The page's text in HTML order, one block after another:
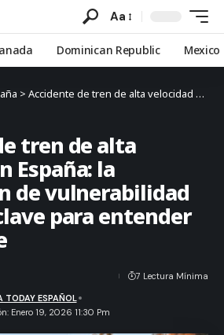
Aa
Dominican Republic Mexico
> Accidente de tren de alta velocidad en España: la señalización de vulnerabilidad podría ser clave para entender el accidente
tren de alta
España: la
de vulnerabilidad
para entender
Enero 19, 2026 11:30 Pm
TODAY ESPAÑOL
7 Lectura Mínima